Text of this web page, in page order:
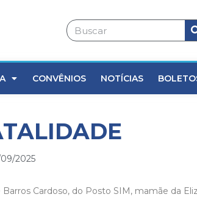
CONVÊNIOS NOTÍCIAS
2025
Cardoso, do Posto SIM, mamãe da